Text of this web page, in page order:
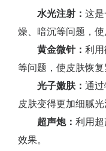
水光注射： 这
燥、暗沉等问题，使
黄金微针： 利
等问题，使皮肤恢复
光子嫩肤： 通
皮肤变得更加细腻光
超声炮： 利用
效果。